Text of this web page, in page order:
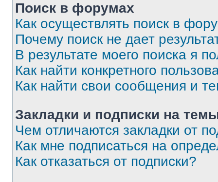
Поиск в форумах
Как осуществлять поиск в
Почему поиск не дает
В результате моего поиска я
Как найти конкретного
Как найти свои сообщения и
Закладки и подписки на
Чем отличаются закладки от
Как мне подписаться на
Как отказаться от подписки?